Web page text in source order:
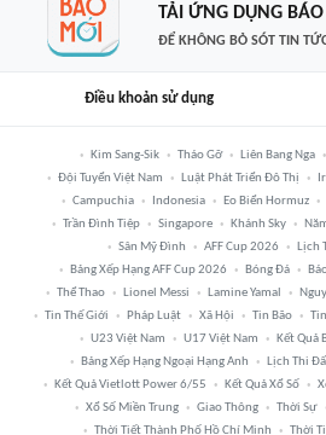
TẢI ỨNG DỤNG
ĐỂ KHÔNG BỎ SÓT TIN
Điều khoản sử dụng
Kim Sang-Sik Tháo Gỡ Liên Bang Nga
Đội Tuyển Việt Nam
Luật Phát Triển Đô Thị
Campuchia
Indonesia Eo Biển Hormuz
Trần Đình Tiệp
Singapore Khánh Sky
Sân Mỹ Đình
AFF Cup 2026
Lịch
Bảng Xếp Hạng AFF Cup 2026
Bóng Đá
Thể Thao
Lionel Messi Lamine Yamal
Tin Thế Giới
Pháp Luật Xã Hội Tin Bão
U23 Việt Nam
U17 Việt Nam Kết Quả
Bảng Xếp Hạng Ngoại Hạng Anh
Lịch Thi
Kết Quả Vietlott Power 6/55
Kết Quả Xổ Số
Xổ Số Miền Trung
Giao Thông Thời Sự
Thời Tiết Thành Phố Hồ Chí Minh
Thời